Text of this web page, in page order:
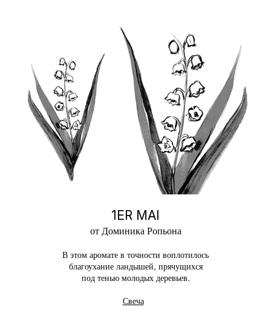
1ER MAI
от Доминика Ропьона
В этом аромате в точности воплотилось
благоухание ландышей, прячущихся
под тенью молодых деревьев.
Свеча